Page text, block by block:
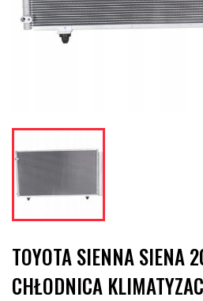
TOYOTA SIENNA SIENA
CHŁODNICA